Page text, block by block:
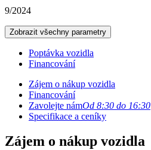
9/2024
Zobrazit všechny parametry
Poptávka vozidla
Financování
Zájem o nákup vozidla
Financování
Zavolejte námOd 8:30 do 16:30
Specifikace a ceníky
Zájem o nákup vozidla